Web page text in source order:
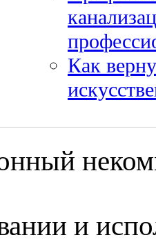
Как
и